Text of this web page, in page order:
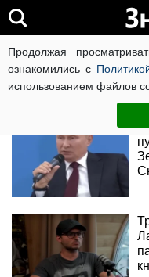
Продолжая
ознакомились с
использованием файлов
Лига смеха